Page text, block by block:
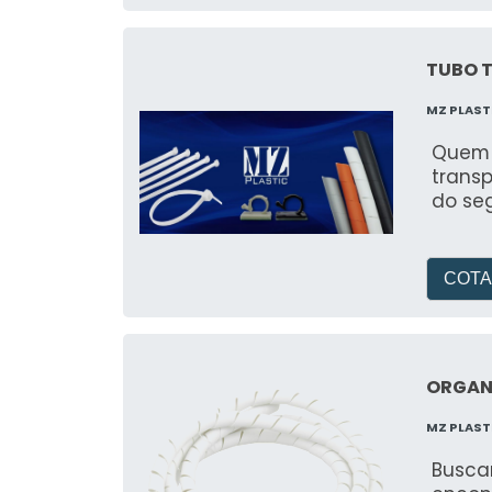
TUBO
MZ
do
MZ